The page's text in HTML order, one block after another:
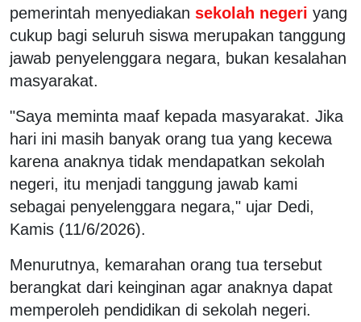
pemerintah menyediakan sekolah negeri yang
cukup bagi seluruh siswa merupakan tanggung
jawab penyelenggara negara, bukan kesalahan
masyarakat.
"Saya meminta maaf kepada masyarakat. Jika
hari ini masih banyak orang tua yang kecewa
karena anaknya tidak mendapatkan sekolah
negeri, itu menjadi tanggung jawab kami
sebagai penyelenggara negara," ujar Dedi,
Kamis (11/6/2026).
Menurutnya, kemarahan orang tua tersebut
berangkat dari keinginan agar anaknya dapat
memperoleh pendidikan di sekolah negeri.